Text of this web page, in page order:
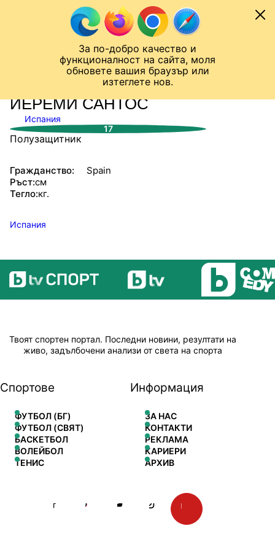
За по-добро качество и
функционалност на сайта, моля
обновете вашия браузър или
изтеглете нов.
Към съдържанието
Лига на Конференциите
СТАТИСТИКИ
ЙЕРЕМИ САНТОС
Испания
17
Полузащитник
Гражданство:
Spain
Ръст:см
Тегло:кг.
Испания
Твоят спортен портал. Последни новини, резултати на
живо, задълбочени анализи от света на спорта
Спортове
ФУТБОЛ (БГ)
ФУТБОЛ (СВЯТ)
БАСКЕТБОЛ
ВОЛЕЙБОЛ
ТЕНИС
Информация
ЗА НАС
КОНТАКТИ
РЕКЛАМА
КАРИЕРИ
АРХИВ